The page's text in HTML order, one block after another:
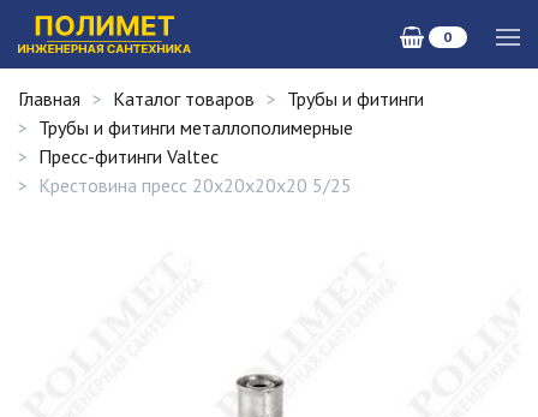
0
Главная Каталог товаров
Трубы и фитинги
Трубы и фитинги металлополимерные
Пресс-фитинги Valtec
Крестовина пресс 20х20х20х20 5/25